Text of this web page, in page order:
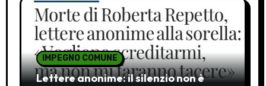
IMPEGNO COMUNE
Lettere anonime: il silenzio non è